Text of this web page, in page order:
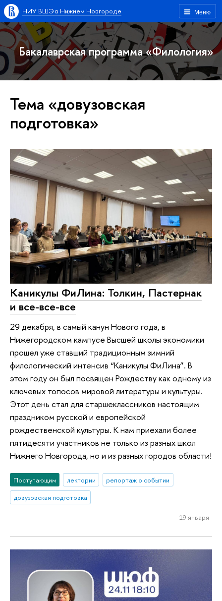
Меню
НИУ ВШЭ в Нижнем Новгороде
Бакалаврская программа «Филология»
Тема «довузовская
подготовка»
Каникулы ФиЛина: Толкин, Пастернак
и все-все-все
29 декабря, в самый канун Нового года, в
Нижегородском кампусе Высшей школы экономики
прошел уже ставший традиционным зимний
филологический интенсив “Каникулы ФиЛина”. В
этом году он был посвящен Рождеству как одному из
ключевых топосов мировой литературы и культуры.
Этот день стал для старшеклассников настоящим
праздником русской и европейской
рождественской культуры. К нам приехали более
пятидесяти участников не только из разных школ
Нижнего Новгорода, но и из разных городов области!
Поступающим лектории
репортаж о событии
довузовская подготовка
19 января